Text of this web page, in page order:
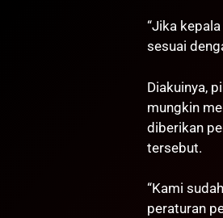
“Jika
sesuai
Diakuinya,
mungkin
diberikan
tersebut.
“Kami
peraturan